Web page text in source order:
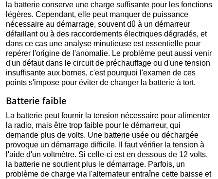
la batterie conserve une charge suffisante pour les fonctions
légères. Cependant, elle peut manquer de puissance
nécessaire au démarrage, souvent dû à un démarreur
défaillant ou à des raccordements électriques dégradés, et
dans ce cas une analyse minutieuse est essentielle pour
repérer l'origine de l'anomalie. Le problème peut aussi venir
d'un défaut dans le circuit de préchauffage ou d'une tension
insuffisante aux bornes, c'est pourquoi l'examen de ces
points s'impose pour éviter de changer la batterie à tort.
Batterie faible
La batterie peut fournir la tension nécessaire pour alimenter
la radio, mais être trop faible pour le démarreur, qui
demande plus de volts. Une batterie usée ou déchargée
provoque un démarrage difficile. Il faut vérifier la tension à
l'aide d'un voltmètre. Si celle-ci est en dessous de 12 volts,
la batterie ne soutient plus le démarrage. Parfois, un
problème de charge via l'alternateur entraîne cette baisse et